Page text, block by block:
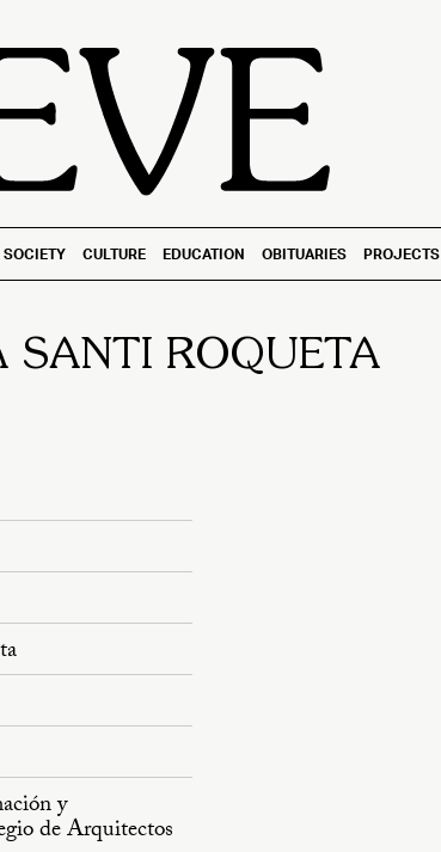
SOCIETY CULTURE EDUCATION OBITUARIES PROJECTS
SANTI ROQUETA
y
de Arquitectos